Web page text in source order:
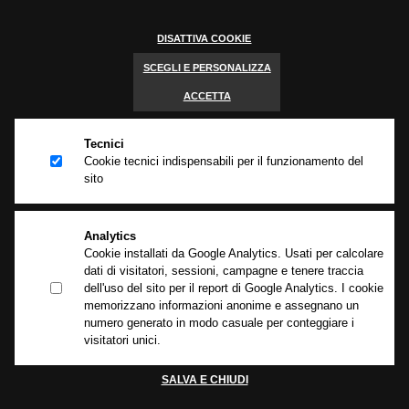
DISATTIVA COOKIE
SCEGLI E PERSONALIZZA
ACCETTA
Tecnici
Cookie tecnici indispensabili per il funzionamento del
sito
Analytics
Cookie installati da Google Analytics. Usati per calcolare
dati di visitatori, sessioni, campagne e tenere traccia
dell'uso del sito per il report di Google Analytics. I cookie
memorizzano informazioni anonime e assegnano un
numero generato in modo casuale per conteggiare i
visitatori unici.
SALVA E CHIUDI
GUARDA TUTTI
Capitale sociale €100.000 i.v.
Brache ed accessori per il sollevamento e l’ancoraggio dei carichi
componenti fondamentali per i sistemi di sollevamento e ancoraggio dei
garantiscono assoluta sicurezza e alte prestazioni per tutti i settori
industriali.
Privacy policy -Cookie policy-Informativa clienti e fornitori